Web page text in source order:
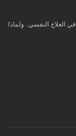
العلاج النفسي.. ولماذا